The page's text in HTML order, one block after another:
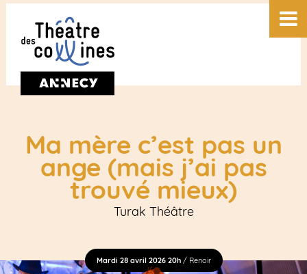
Ma mère c’est pas un
ange (mais j’ai pas
trouvé mieux)
Turak Théâtre
Mardi 28 avril 2026 20h/ Renoir